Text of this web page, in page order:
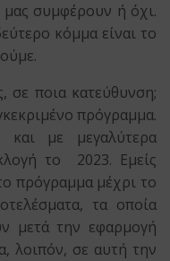
συμφέρουν ή όχι.
κόμμα είναι το
σε ποια κατεύθυνση;
πρόγραμμα.
και με μεγαλύτερα
το 2023. Εμείς
πρόγραμμα μέχρι το
τα οποία
μετά την εφαρμογή
λοιπόν, σε αυτή την